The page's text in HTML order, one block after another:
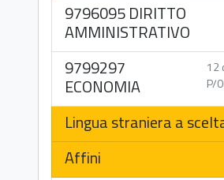
9796095 DIRITTO
AMMINISTRATIVO
9799297
ECONOMIA
12
P/
Lingua straniera a
Affini